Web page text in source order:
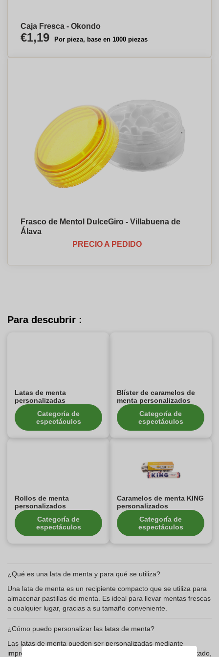
Caja Fresca - Okondo
€1,19 Por pieza, base en 1000 piezas
Frasco de Mentol DulceGiro - Villabuena de
Álava
PRECIO A PEDIDO
Para descubrir :
Latas de menta
personalizadas
Categoría de
espectáculos
Blíster de caramelos de
menta personalizados
Categoría de
espectáculos
Rollos de menta
personalizados
Categoría de
espectáculos
Caramelos de menta KING
personalizados
Categoría de
espectáculos
¿Qué es una lata de menta y para qué se utiliza?
Una lata de menta es un recipiente compacto que se utiliza para
almacenar pastillas de menta. Es ideal para llevar mentas frescas
a cualquier lugar, gracias a su tamaño conveniente.
¿Cómo puedo personalizar las latas de menta?
Las latas de menta pueden ser personalizadas mediante
impresión digital, etiqueta personalizada o logotipo personalizado,